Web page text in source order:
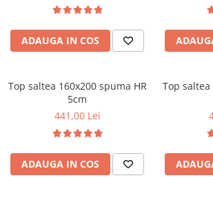
ADAUGA IN COS
Top saltea 160x200 spuma HR
5cm
441,00 Lei
ADAUGA IN COS
Top saltea